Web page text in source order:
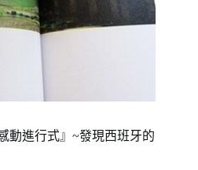
動進行式』~發現西班牙的